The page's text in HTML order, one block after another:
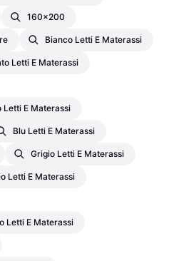
160x200
Bianco Letti E Materassi
Letti E Materassi
E Materassi
Blu Letti E Materassi
Grigio Letti E Materassi
Letti E Materassi
Letti E Materassi